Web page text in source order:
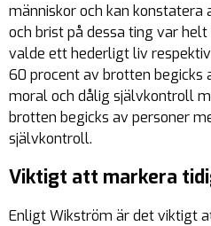
människor och kan
och brist på dessa ting var
valde ett hederligt liv
60 procent av brotten begicks
moral och dålig självkontroll
brotten begicks av personer
självkontroll.
Viktigt att markera
Enligt Wikström är det viktigt